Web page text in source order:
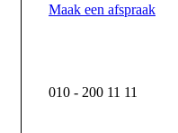
Maak een afspraak
010 - 200 11 11